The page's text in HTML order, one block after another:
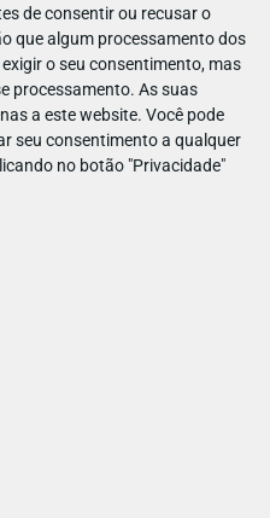
de consentir ou recusar o
que algum processamento dos
o seu consentimento, mas
processamento. As suas
a este website. Você pode
seu consentimento a qualquer
no botão "Privacidade"